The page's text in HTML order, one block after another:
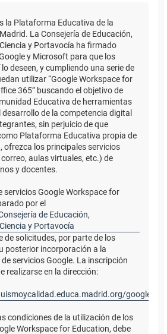
la Plataforma Educativa de la
La Consejería de Educación,
y Portavocía ha firmado
y Microsoft para que los
deseen, y cumpliendo una serie de
utilizar “Google Workspace for
365” buscando el objetivo de
Educativa de herramientas
de la competencia digital
sin perjuicio de que
Plataforma Educativa propia de
ofrezca los principales servicios
aulas virtuales, etc.) de
y docentes.
servicios Google Workspace for
por el
de Educación,
y Portavocía
de solicitudes, por parte de los
posterior incorporación a la
servicios Google. La inscripción
realizarse en la dirección:
condiciones de la utilización de los
Workspace for Education, debe